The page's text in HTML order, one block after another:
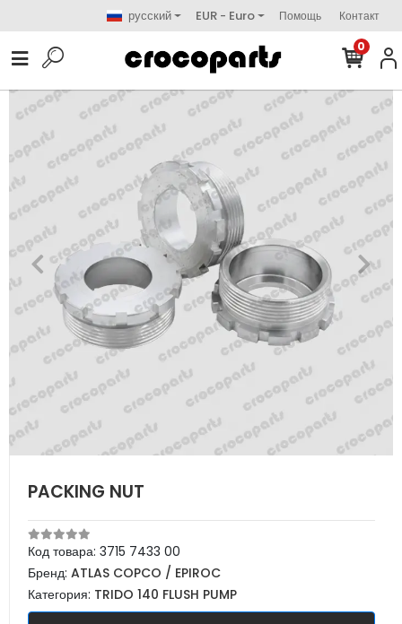
русский EUR - Euro Помощь Контакт
0
PACKING NUT
Код товара: 3715 7433 00
Бренд: ATLAS COPCO / EPIROC
Категория: TRIDO 140 FLUSH PUMP